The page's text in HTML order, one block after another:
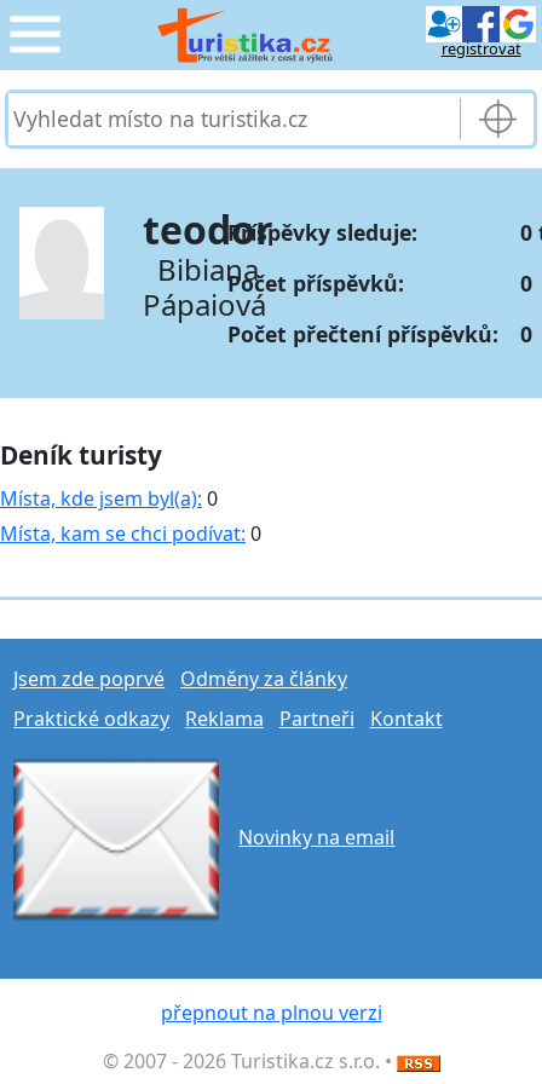
registrovat
CESTOVÁNÍ
SLUŽBY & DOPRAVA ›
PRO TURISTY ›
MOJE TURISTIKA ›
teodor
Bibiana
Pápaiová
Příspěvky sleduje:
0
Počet příspěvků:
0
Počet přečtení příspěvků:
0
Deník turisty
Místa, kde jsem byl(a): 0
Místa, kam se chci podívat: 0
Jsem zde poprvé
Odměny za články
Praktické odkazy
Reklama Partneři Kontakt
Novinky na email
přepnout na plnou verzi
© 2007 - 2026 Turistika.cz s.r.o. •